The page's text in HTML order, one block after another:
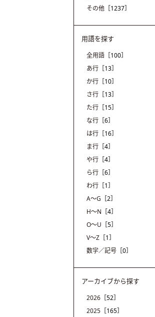
その他 ［1237］
用語を探す
全用語 ［100］
あ行 ［13］
か行 ［10］
さ行 ［13］
た行 ［15］
な行 ［6］
は行 ［16］
ま行 ［4］
や行 ［4］
ら行 ［6］
わ行 ［1］
A〜G ［2］
H〜N ［4］
O〜U ［5］
V〜Z ［1］
数字／記号 ［0］
アーカイブから探す
2026 ［52］
2025 ［165］